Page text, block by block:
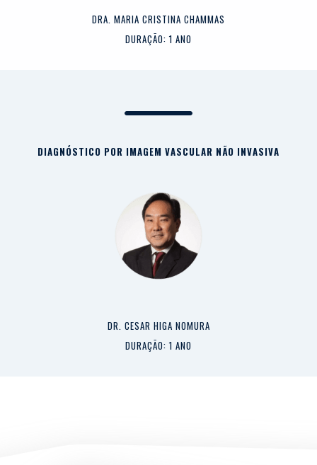
DRA. MARIA CRISTINA CHAMMAS
DURAÇÃO: 1 ANO
DIAGNÓSTICO POR IMAGEM VASCULAR NÃO INVASIVA
DR. CESAR HIGA NOMURA
DURAÇÃO: 1 ANO